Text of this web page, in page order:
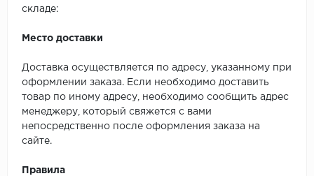
складе:
Место доставки
Доставка осуществляется по адресу, указанному при
оформлении заказа. Если необходимо доставить
товар по иному адресу, необходимо сообщить адрес
менеджеру, который свяжется с вами
непосредственно после оформления заказа на
сайте.
Правила